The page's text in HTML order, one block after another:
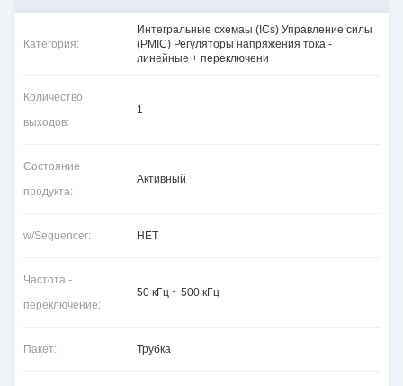
Категория:
Интегральные схемаы (ICs) Управление силы
(PMIC) Регуляторы напряжения тока -
линейные + переключени
Количество
выходов:
1
Состояние
продукта:
Активный
w/Sequencer: НЕТ
Частота -
переключение:
50 кГц ~ 500 кГц
Пакет: Трубка